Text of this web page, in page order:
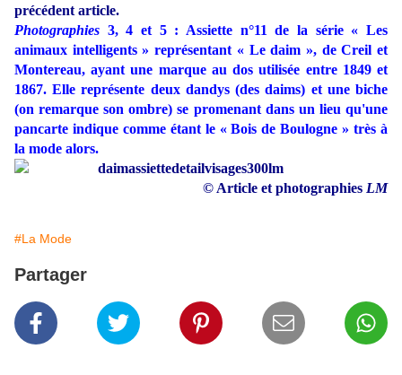
précédent article.
Photographies 3, 4 et 5 : Assiette n°11 de la série « Les
animaux intelligents » représentant « Le daim », de Creil et
Montereau, ayant une marque au dos utilisée entre 1849 et
1867. Elle représente deux dandys (des daims) et une biche
(on remarque son ombre) se promenant dans un lieu qu'une
pancarte indique comme étant le « Bois de Boulogne » très à
la mode alors.
© Article et photographies LM
#La Mode
Partager